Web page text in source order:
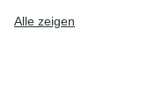
Alle zeigen